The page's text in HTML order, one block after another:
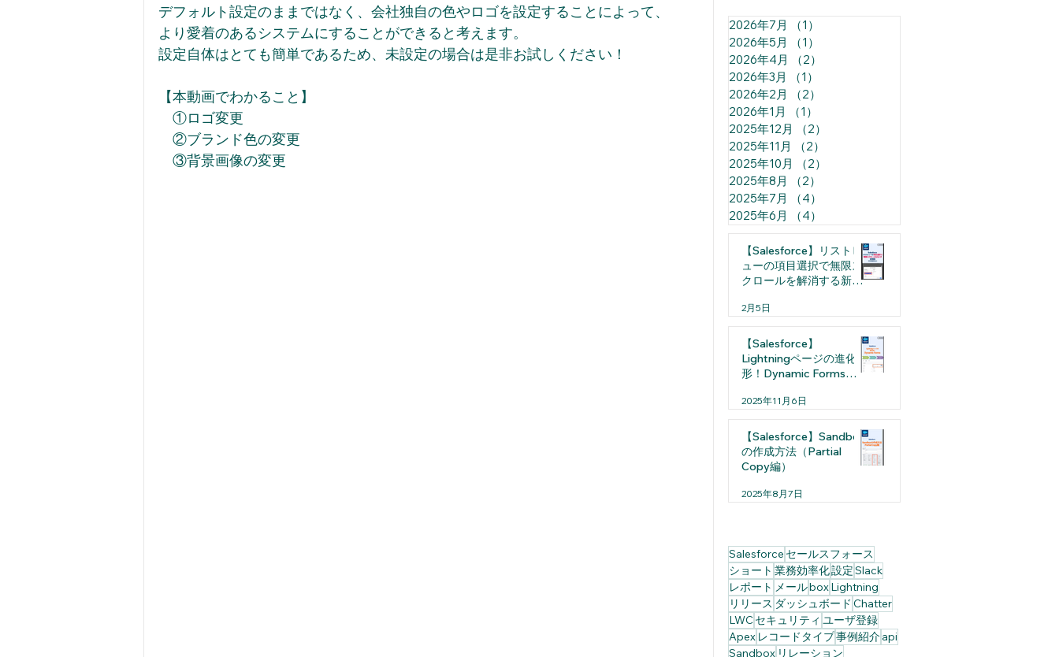
デフォルト設定のままではなく、会社独自の色やロゴを設定することによって、
より愛着のあるシステムにすることができると考えます。
設定自体はとても簡単であるため、未設定の場合は是非お試しください！
【本動画でわかること】
①ロゴ変更
②ブランド色の変更
③背景画像の変更
2026年7月 （1）
2026年5月
（1）
2026年4月
（2）
2026年3月
（1）
2026年2月
（2）
2026年1月
（1）
2025年12月
（2）
2025年11月
（2）
2025年10月
（2）
2025年8月
（2）
2025年7月
（4）
2025年6月
（4）
【Salesforce】リストビ
ューの項目選択で無限ス
クロールを解消する新機
2月5日
【Salesforce】
Lightningページの進化
形！Dynamic Formsと
2025年11月6日
【Salesforce】Sandbox
の作成方法（Partial
Copy編）
2025年8月7日
Salesforce セールスフォース
ショート 業務効率化設定Slack
レポート メールboxLightning
リリース ダッシュボード Chatter
LWC セキュリティ ユーザ登録
Apex レコードタイプ事例紹介api
Sandbox リレーション